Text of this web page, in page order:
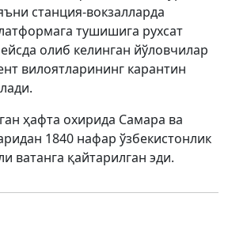
станция-вокзалларда
тушишига рухсат
олиб келинган йўловчилар
вилоятларининг карантин
ҳафта охирида Самара ва
1840 нафар ўзбекистонлик
ватанга қайтарилган эди.